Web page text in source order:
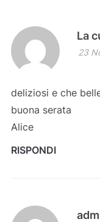
La
23
deliziosi e che
buona serata
Alice
RISPONDI